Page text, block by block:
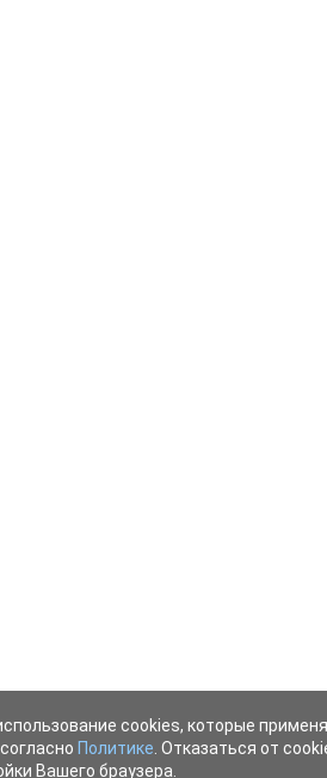
cookies, которые
Политике . Отказаться от
Вашего браузера.